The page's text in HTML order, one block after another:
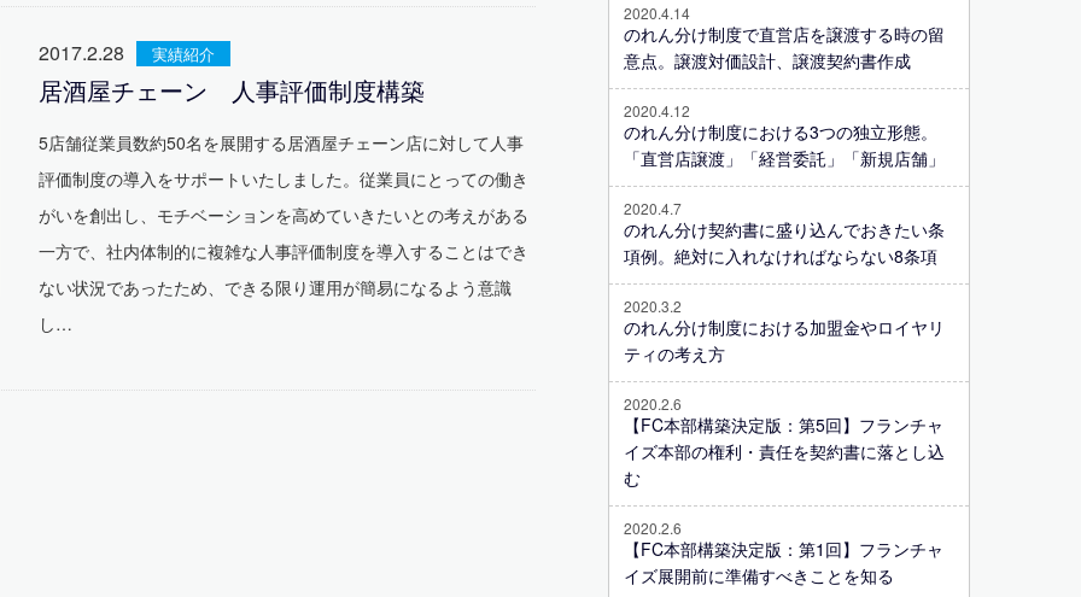
2017.2.28 実績紹介
居酒屋チェーン 人事評価制度構築
5店舗従業員数約50名を展開する居酒屋チェーン店に対して人事
評価制度の導入をサポートいたしました。従業員にとっての働き
がいを創出し、モチベーションを高めていきたいとの考えがある
一方で、社内体制的に複雑な人事評価制度を導入することはでき
ない状況であったため、できる限り運用が簡易になるよう意識
し…
2020.4.14
のれん分け制度で直営店を譲渡する時の留
意点。譲渡対価設計、譲渡契約書作成
2020.4.12
のれん分け制度における3つの独立形態。
「直営店譲渡」「経営委託」「新規店舗」
2020.4.7
のれん分け契約書に盛り込んでおきたい条
項例。絶対に入れなければならない8条項
2020.3.2
のれん分け制度における加盟金やロイヤリ
ティの考え方
2020.2.6
【FC本部構築決定版：第5回】フランチャ
イズ本部の権利・責任を契約書に落とし込
む
2020.2.6
【FC本部構築決定版：第1回】フランチャ
イズ展開前に準備すべきことを知る